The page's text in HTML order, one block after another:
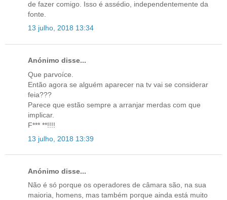
de fazer comigo. Isso é assédio, independentemente da
fonte.
13 julho, 2018 13:34
Anónimo disse...
Que parvoíce.
Então agora se alguém aparecer na tv vai se considerar
feia???
Parece que estão sempre a arranjar merdas com que
implicar.
F*** **!!!!
13 julho, 2018 13:39
Anónimo disse...
Não é só porque os operadores de câmara são, na sua
maioria, homens, mas também porque ainda está muito